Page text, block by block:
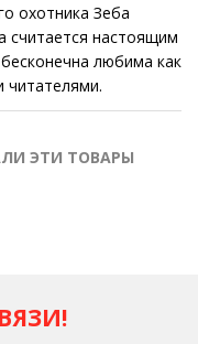
охотника Зеба
считается настоящим
любима как
читателями.
ЭТИ ТОВАРЫ